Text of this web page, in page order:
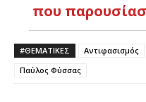
που
#ΘΕΜΑΤΙΚΈΣ Αντιφασισμός
Παύλος Φύσσας